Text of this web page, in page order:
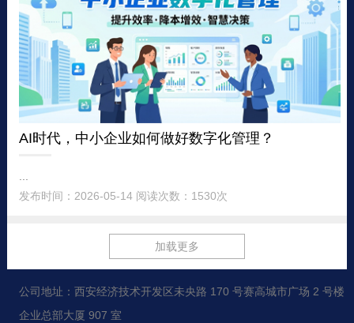
AI时代，中小企业如何做好数字化管理？
发布时间：2026-05-14 阅读次数：1530次
加载更多
公司地址：西安经济技术开发区未央路 170 号赛高城市广场 2 号楼
企业总部大厦 907 室